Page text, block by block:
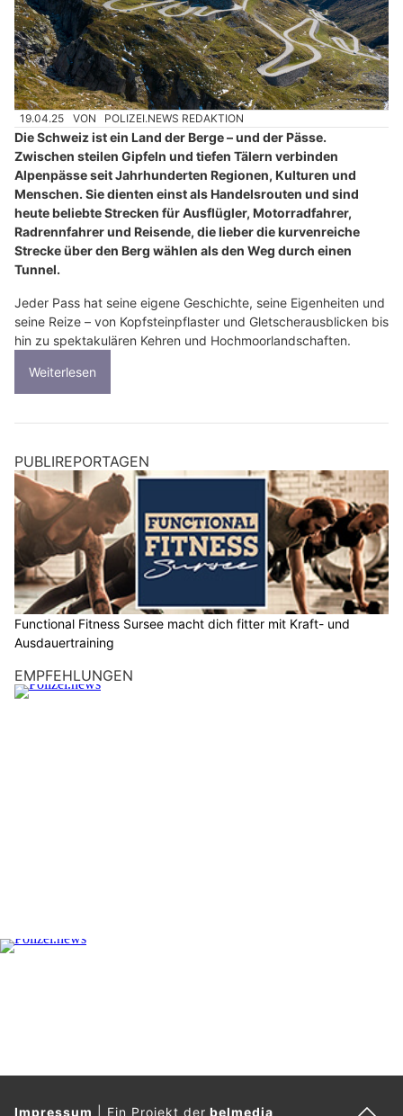
19.04.25 VON POLIZEI.NEWS REDAKTION
Die Schweiz ist ein Land der Berge – und der Pässe.
Zwischen steilen Gipfeln und tiefen Tälern verbinden
Alpenpässe seit Jahrhunderten Regionen, Kulturen und
Menschen. Sie dienten einst als Handelsrouten und sind
heute beliebte Strecken für Ausflügler, Motorradfahrer,
Radrennfahrer und Reisende, die lieber die kurvenreiche
Strecke über den Berg wählen als den Weg durch einen
Tunnel.
Jeder Pass hat seine eigene Geschichte, seine Eigenheiten und
seine Reize – von Kopfsteinpflaster und Gletscherausblicken bis
hin zu spektakulären Kehren und Hochmoorlandschaften.
Weiterlesen
PUBLIREPORTAGEN
Functional Fitness Sursee macht dich fitter mit Kraft- und
Ausdauertraining
EMPFEHLUNGEN
Impressum Ein Projekt derbelmedia